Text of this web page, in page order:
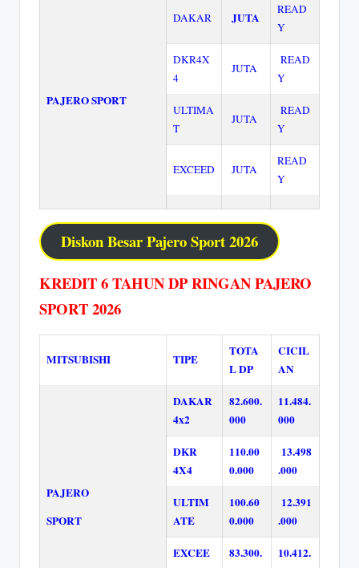
PAJERO SPORT
DAKAR JUTA
READ
Y
DKR4X
4
JUTA
READ
Y
ULTIMA
T
JUTA
READ
Y
EXCEED JUTA
READ
Y
Diskon Besar Pajero Sport 2026
KREDIT 6 TAHUN DP RINGAN PAJERO
SPORT 2026
MITSUBISHI TIPE
TOTA
L DP
CICIL
AN
PAJERO
SPORT
DAKAR
4x2
82.600.
000
11.484.
000
DKR
4X4
110.00
0.000
13.498
.000
ULTIM
ATE
100.60
0.000
12.391
.000
EXCEE
83.300.
10.412.